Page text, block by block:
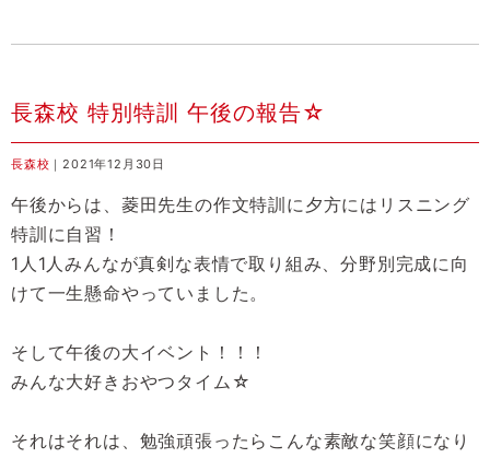
長森校 特別特訓 午後の報告☆
長森校 ｜2021年12月30日
午後からは、菱田先生の作文特訓に夕方にはリスニング
特訓に自習！
1人1人みんなが真剣な表情で取り組み、分野別完成に向
けて一生懸命やっていました。
そして午後の大イベント！！！
みんな大好きおやつタイム☆
それはそれは、勉強頑張ったらこんな素敵な笑顔になり